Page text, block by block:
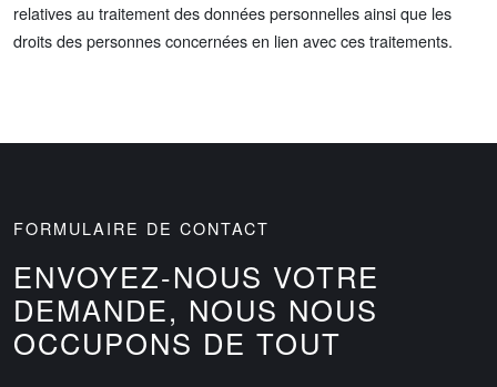
relatives au traitement des données personnelles ainsi que les
droits des personnes concernées en lien avec ces traitements.
FORMULAIRE DE CONTACT
ENVOYEZ-NOUS VOTRE
DEMANDE, NOUS NOUS
OCCUPONS DE TOUT